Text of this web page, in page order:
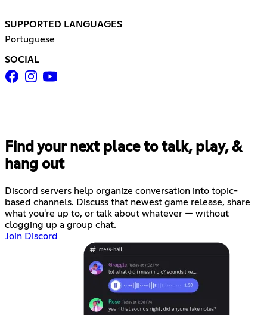
SUPPORTED LANGUAGES
Portuguese
SOCIAL
Find your next place to talk, play, &
hang out
Discord servers help organize conversation into topic-
based channels. Discuss that newest game release, share
what you're up to, or talk about whatever — without
clogging up a group chat.
Join Discord